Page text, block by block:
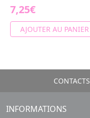
7,25€
AJOUTER AU PANIER
CONTACTS
INFORMATIONS